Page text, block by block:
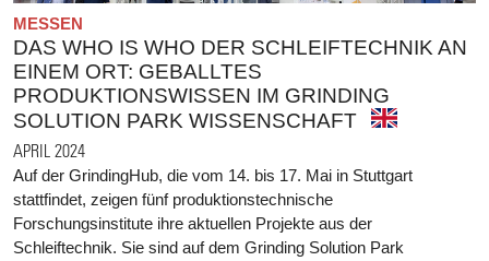
MESSEN
DAS WHO IS WHO DER SCHLEIFTECHNIK AN
EINEM ORT: GEBALLTES
PRODUKTIONSWISSEN IM GRINDING
SOLUTION PARK WISSENSCHAFT
APRIL 2024
Auf der GrindingHub, die vom 14. bis 17. Mai in Stuttgart
stattfindet, zeigen fünf produktionstechnische
Forschungsinstitute ihre aktuellen Projekte aus der
Schleiftechnik. Sie sind auf dem Grinding Solution Park